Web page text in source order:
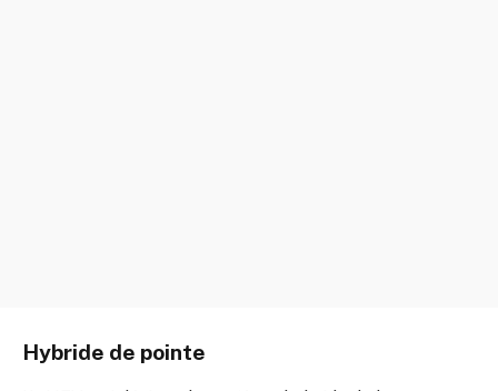
Hybride de pointe